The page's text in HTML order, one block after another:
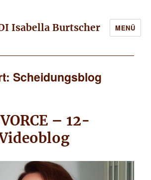
Isabella Burtscher MENÜ
Scheidungsblog
– 12-